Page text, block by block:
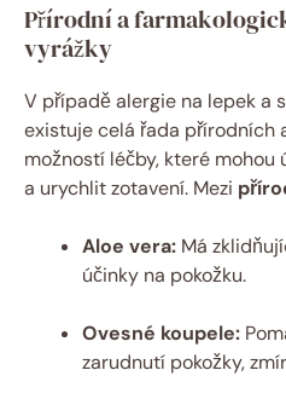
Přírodní a
vyrážky
V případě alergie na lepek a
existuje celá řada přírodních
možností léčby, které
a urychlit zotavení. Mezi
Aloe vera: Má
účinky na pokožku.
Ovesné koupele:
zarudnutí pokožky,